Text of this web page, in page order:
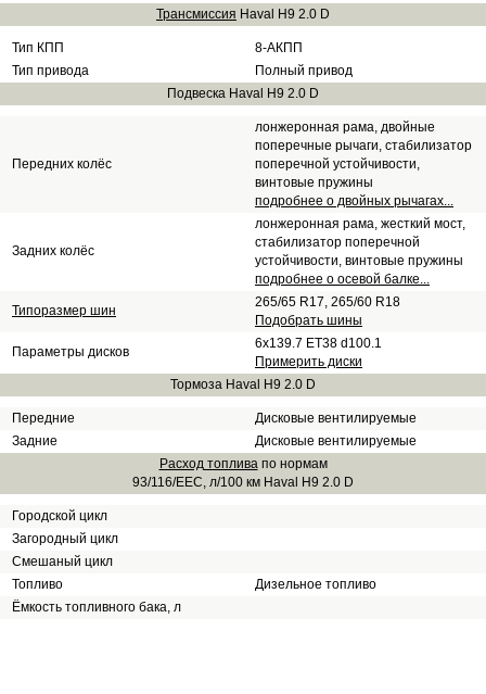
Трансмиссия Haval H9 2.0 D
Тип КПП
8-АКПП
Тип привода
Полный привод
Подвеска Haval H9 2.0 D
Передних колёс
лонжеронная рама, двойные
поперечные рычаги, стабилизатор
поперечной устойчивости,
винтовые пружины
подробнее о двойных рычагах...
Задних колёс
лонжеронная рама, жесткий мост,
стабилизатор поперечной
устойчивости, винтовые пружины
подробнее о осевой балке...
Типоразмер шин
265/65 R17, 265/60 R18
Подобрать шины
Параметры дисков
6x139.7 ET38 d100.1
Примерить диски
Тормоза Haval H9 2.0 D
Передние
Дисковые вентилируемые
Задние
Дисковые вентилируемые
Расход топливапо нормам
93/116/EEC, л/100 км Haval H9 2.0 D
Городской цикл
Загородный цикл
Смешаный цикл
Топливо
Дизельное топливо
Ёмкость топливного бака, л